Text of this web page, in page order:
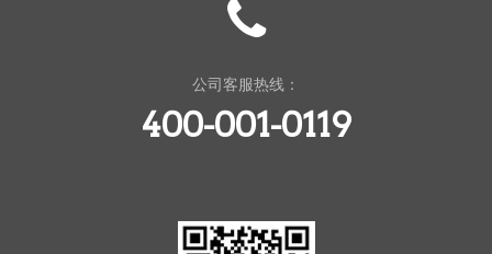
公司客服热线：
400-001-0119